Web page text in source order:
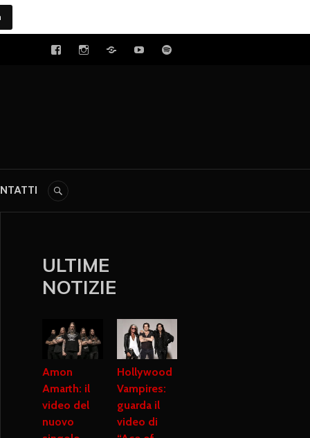
ULTIME
NOTIZIE
Amon
Amarth: il
video del
nuovo
Hollywood
Vampires:
guarda il
video di